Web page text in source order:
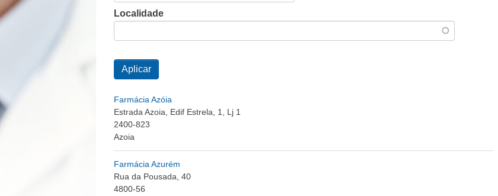
Localidade
Farmácia Azóia
Estrada Azoia, Edif Estrela, 1, Lj 1
2400-823
Azoia
Farmácia Azurém
Rua da Pousada, 40
4800-56